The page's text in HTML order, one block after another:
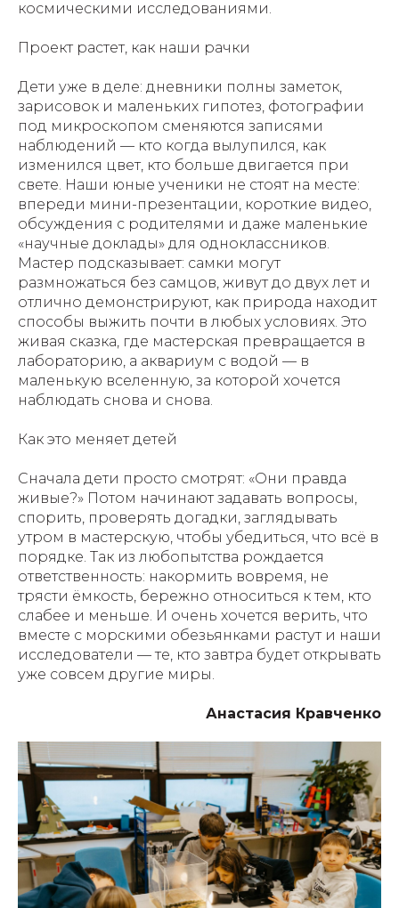
космическими исследованиями.
Проект растет, как наши рачки
Дети уже в деле: дневники полны заметок,
зарисовок и маленьких гипотез, фотографии
под микроскопом сменяются записями
наблюдений — кто когда вылупился, как
изменился цвет, кто больше двигается при
свете. Наши юные ученики не стоят на месте:
впереди мини-презентации, короткие видео,
обсуждения с родителями и даже маленькие
«научные доклады» для одноклассников.
Мастер подсказывает: самки могут
размножаться без самцов, живут до двух лет и
отлично демонстрируют, как природа находит
способы выжить почти в любых условиях. Это
живая сказка, где мастерская превращается в
лабораторию, а аквариум с водой — в
маленькую вселенную, за которой хочется
наблюдать снова и снова.
Как это меняет детей
Сначала дети просто смотрят: «Они правда
живые?» Потом начинают задавать вопросы,
спорить, проверять догадки, заглядывать
утром в мастерскую, чтобы убедиться, что всё в
порядке. Так из любопытства рождается
ответственность: накормить вовремя, не
трясти ёмкость, бережно относиться к тем, кто
слабее и меньше. И очень хочется верить, что
вместе с морскими обезьянками растут и наши
исследователи — те, кто завтра будет открывать
уже совсем другие миры.
Анастасия Кравченко